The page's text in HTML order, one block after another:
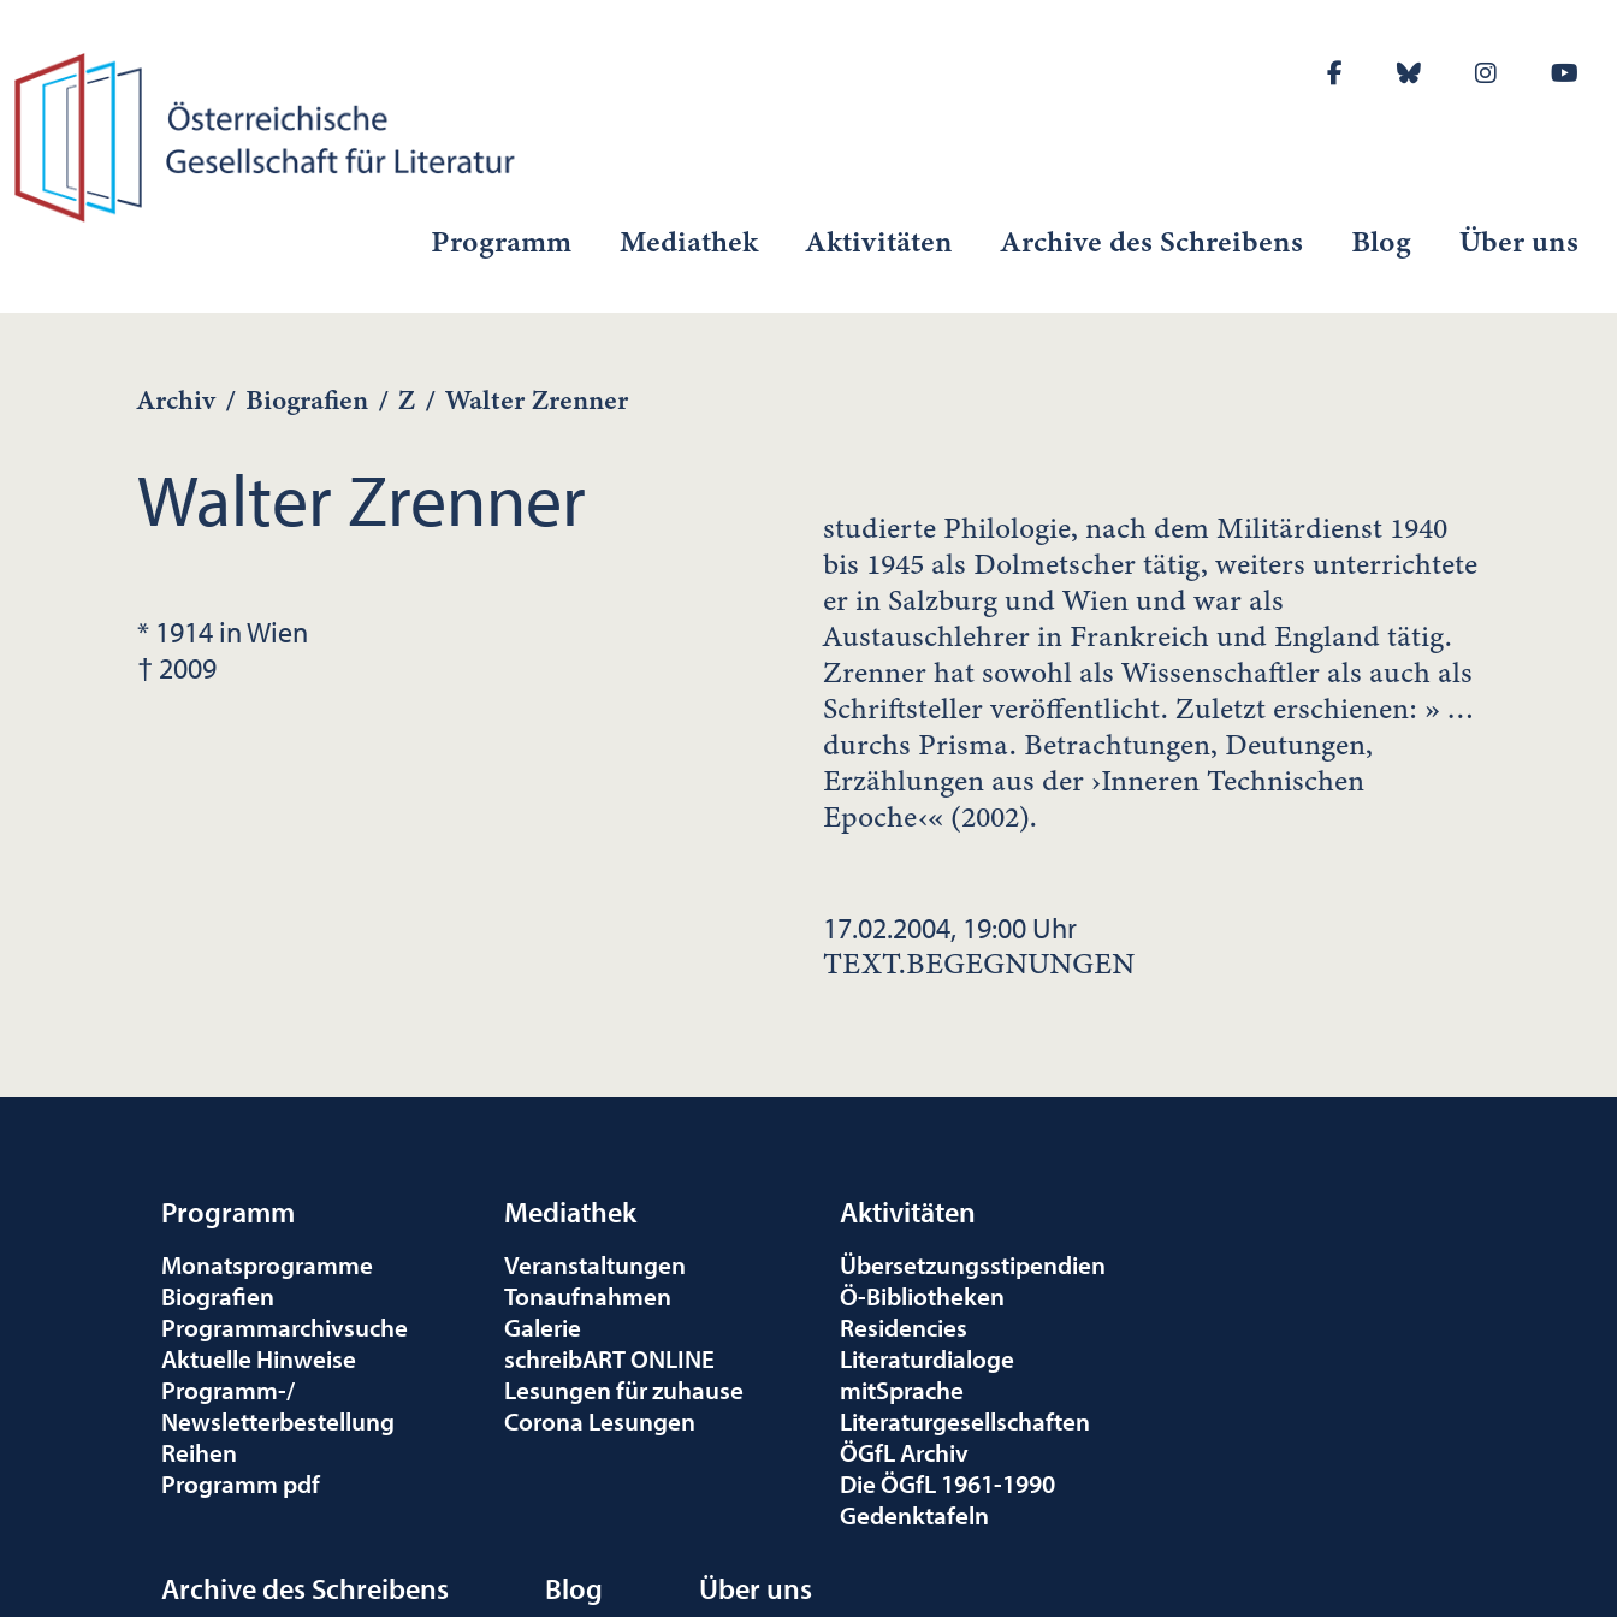
Programm Mediathek Aktivitäten Archive des Schreibens Blog Über uns
Archiv / Biografien / Z / Walter Zrenner
Walter Zrenner
* 1914 in Wien
† 2009
studierte Philologie, nach dem Militärdienst 1940
bis 1945 als Dolmetscher tätig, weiters unterrichtete
er in Salzburg und Wien und war als
Austauschlehrer in Frankreich und England tätig.
Zrenner hat sowohl als Wissenschaftler als auch als
Schriftsteller veröffentlicht. Zuletzt erschienen: » …
durchs Prisma. Betrachtungen, Deutungen,
Erzählungen aus der ›Inneren Technischen
Epoche‹« (2002).
17.02.2004, 19:00 Uhr
TEXT.BEGEGNUNGEN
Programm
Monatsprogramme
Biografien
Programmarchivsuche
Aktuelle Hinweise
Programm-/
Newsletterbestellung
Reihen
Programm pdf
Mediathek
Veranstaltungen
Tonaufnahmen
Galerie
schreibART ONLINE
Lesungen für zuhause
Corona Lesungen
Aktivitäten
Übersetzungsstipendien
Ö-Bibliotheken
Residencies
Literaturdialoge
mitSprache
Literaturgesellschaften
ÖGfL Archiv
Die ÖGfL 1961-1990
Gedenktafeln
Archive des Schreibens Blog Über uns